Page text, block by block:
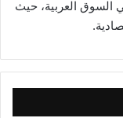
السوق العربية، حيث